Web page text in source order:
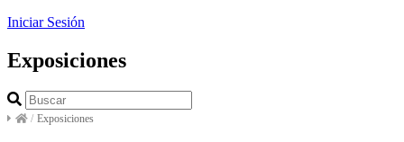
Iniciar Sesión
Exposiciones
/ Exposiciones